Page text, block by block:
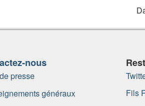
nous
presse
généraux
Fils